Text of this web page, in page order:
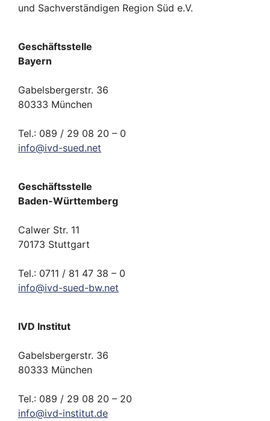
und Sachverständigen Region Süd e.V.
Geschäftsstelle
Bayern
Gabelsbergerstr. 36
80333 München
Tel.: 089 / 29 08 20 – 0
info@ivd-sued.net
Geschäftsstelle
Baden-Württemberg
Calwer Str. 11
70173 Stuttgart
Tel.: 0711 / 81 47 38 – 0
info@ivd-sued-bw.net
IVD Institut
Gabelsbergerstr. 36
80333 München
Tel.: 089 / 29 08 20 – 20
info@ivd-institut.de